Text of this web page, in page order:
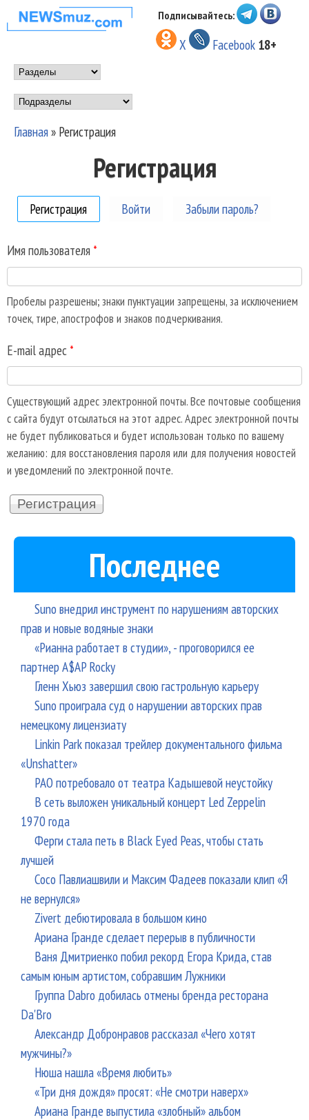
Перейти к основному
содержанию
НОВОСТИ
МУЗЫКИ И
ШОУ БИЗНЕСА
NEWSMUZ.COM
Подписывайтесь:
X Facebook 18+
Main menu
Подразделы
Главная» Регистрация
Регистрация
Регистрация (активная вкладка)
Войти Забыли пароль?
Имя пользователя *
Пробелы разрешены; знаки пунктуации запрещены, за исключением
точек, тире, апострофов и знаков подчеркивания.
E-mail адрес *
Существующий адрес электронной почты. Все почтовые сообщения
с сайта будут отсылаться на этот адрес. Адрес электронной почты
не будет публиковаться и будет использован только по вашему
желанию: для восстановления пароля или для получения новостей
и уведомлений по электронной почте.
Последнее
Suno внедрил инструмент по нарушениям авторских
прав и новые водяные знаки
«Рианна работает в студии», - проговорился ее
партнер A$AP Rocky
Гленн Хьюз завершил свою гастрольную карьеру
Suno проиграла суд о нарушении авторских прав
немецкому лицензиату
Linkin Park показал трейлер документального фильма
«Unshatter»
РАО потребовало от театра Кадышевой неустойку
В сеть выложен уникальный концерт Led Zeppelin
1970 года
Ферги стала петь в Black Eyed Peas, чтобы стать
лучшей
Сосо Павлиашвили и Максим Фадеев показали клип «Я
не вернулся»
Zivert дебютировала в большом кино
Ариана Гранде сделает перерыв в публичности
Ваня Дмитриенко побил рекорд Егора Крида, став
самым юным артистом, собравшим Лужники
Группа Dabro добилась отмены бренда ресторана
Da'Bro
Александр Добронравов рассказал «Чего хотят
мужчины?»
Нюша нашла «Время любить»
«Три дня дождя» просят: «Не смотри наверх»
Ариана Гранде выпустила «злобный» альбом